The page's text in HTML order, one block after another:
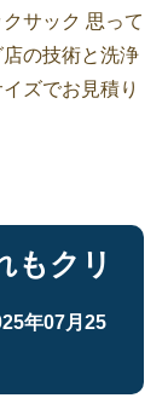
サック 思って
の技術と洗浄
ズでお見積り
もクリ
年07月25